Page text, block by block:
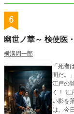
エロ
す(笑) 【登場人物】 ●お照 （三十四歳） 裕福な札差
●「
子沢山
られる。 原典 根岸鎮衛：著 「耳嚢」第九巻「
奇談の
6
幽世ノ華～ 検使医
横溝周一郎
「死者
間だ。
江戸の
く！ 江戸末期序盤、天保の改革。飢饉と弾圧が江戸の町に暗
い影を
は、今